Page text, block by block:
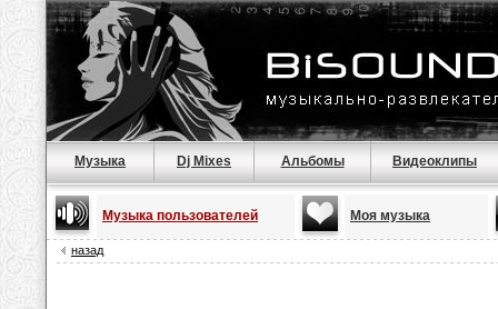
Музыка Dj Mixes Альбомы Видеоклипы
Музыка пользователей Моя музыка
назад